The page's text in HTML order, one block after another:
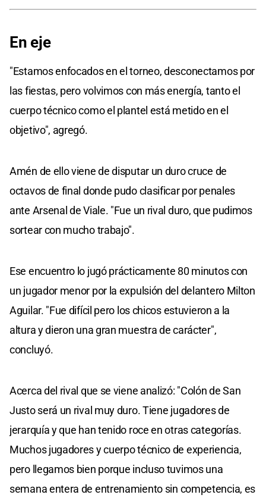
En eje
"Estamos enfocados en el torneo, desconectamos por
las fiestas, pero volvimos con más energía, tanto el
cuerpo técnico como el plantel está metido en el
objetivo", agregó.
Amén de ello viene de disputar un duro cruce de
octavos de final donde pudo clasificar por penales
ante Arsenal de Viale. "Fue un rival duro, que pudimos
sortear con mucho trabajo".
Ese encuentro lo jugó prácticamente 80 minutos con
un jugador menor por la expulsión del delantero Milton
Aguilar. "Fue difícil pero los chicos estuvieron a la
altura y dieron una gran muestra de carácter",
concluyó.
Acerca del rival que se viene analizó: "Colón de San
Justo será un rival muy duro. Tiene jugadores de
jerarquía y que han tenido roce en otras categorías.
Muchos jugadores y cuerpo técnico de experiencia,
pero llegamos bien porque incluso tuvimos una
semana entera de entrenamiento sin competencia, es